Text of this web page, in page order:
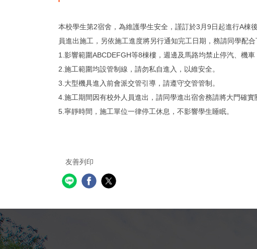
本校學生第2宿舍，為維護學生安全，謹訂於3月9日起進行A棟
員進出施工，另依施工進度將另行通知完工日期，務請同學配合
1.影響範圍ABCDEFGH等8棟樓，週邊及馬路均禁止停汽、機車
2.施工範圍均設管制線，請勿私自進入，以維安全。
3.大型機具進入前會派交管引導，請遵守交管管制。
4.施工期間因有校外人員進出，請同學進出宿舍務請將大門確實
5.寧靜時間，施工單位一律停工休息，不影響學生睡眠。
友善列印